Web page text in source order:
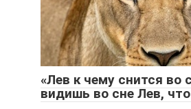
«Лев к чему снится во
видишь во сне Лев,